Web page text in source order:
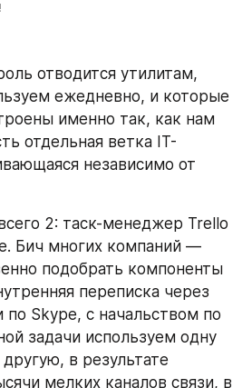
отводится утилитам,
ежедневно, и которые
именно так, как нам
отдельная ветка IT-
независимо от
2: таск-менеджер Trello
Бич многих компаний —
подобрать компоненты
переписка через
по Skype, с начальством по
задачи используем одну
в результате
мелких каналов связи, в